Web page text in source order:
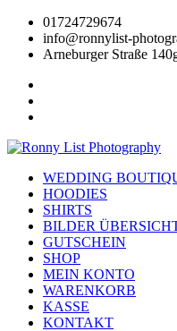
Zum
Inhalt
wechseln
01724729674
info@ronnylist-
Arneburger Straße
WEDDING
HOODIES
SHIRTS
BILDER
GUTSCHEIN
SHOP
MEIN KONTO
WARENKORB
KASSE
KONTAKT